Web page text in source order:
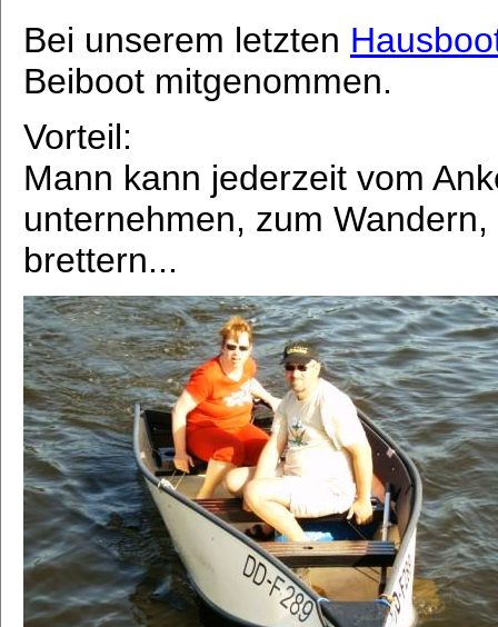
Bei unserem letzten
Beiboot mitgenommen.
Vorteil:
Mann kann jederzeit vom
unternehmen, zum
brettern...